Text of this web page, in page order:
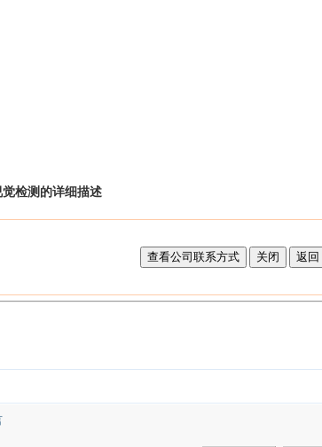
觉检测的详细描述